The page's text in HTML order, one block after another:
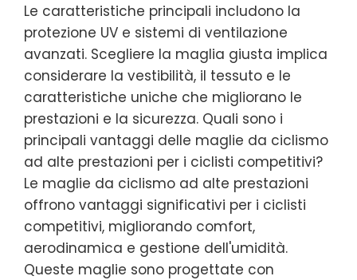
Le caratteristiche principali includono la
protezione UV e sistemi di ventilazione
avanzati. Scegliere la maglia giusta implica
considerare la vestibilità, il tessuto e le
caratteristiche uniche che migliorano le
prestazioni e la sicurezza. Quali sono i
principali vantaggi delle maglie da ciclismo
ad alte prestazioni per i ciclisti competitivi?
Le maglie da ciclismo ad alte prestazioni
offrono vantaggi significativi per i ciclisti
competitivi, migliorando comfort,
aerodinamica e gestione dell'umidità.
Queste maglie sono progettate con